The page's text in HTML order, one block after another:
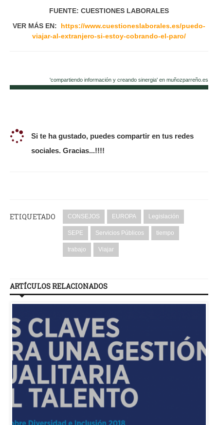
FUENTE: CUESTIONES LABORALES
VER MÁS EN:
https://www.cuestioneslaborales.es/puedo-
viajar-al-extranjero-si-estoy-cobrando-el-paro/
'compartiendo información y creando sinergia' en muñozparreño.es
Si te ha gustado, puedes compartir en tus redes
sociales. Gracias...!!!!
ETIQUETADO CONSEJOS EUROPA Legislación
SEPE Servicios Públicos tiempo
trabajo Viajar
ARTÍCULOS RELACIONADOS